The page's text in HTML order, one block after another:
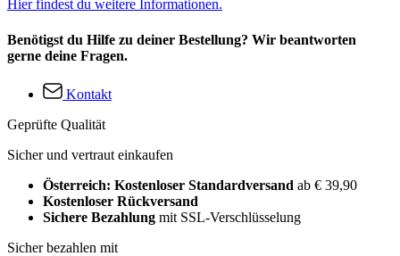
Hier findest du weitere Informationen.
Benötigst du Hilfe zu deiner Bestellung? Wir beantworten
gerne deine Fragen.
Kontakt
Geprüfte Qualität
Sicher und vertraut einkaufen
Österreich: Kostenloser Standardversand ab € 39,90
Kostenloser Rückversand
Sichere Bezahlung mit SSL-Verschlüsselung
Sicher bezahlen mit